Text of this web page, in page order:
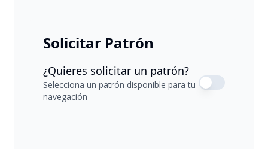
Solicitar Patrón
¿Quieres solicitar un patrón?
Selecciona un patrón disponible para tu
navegación